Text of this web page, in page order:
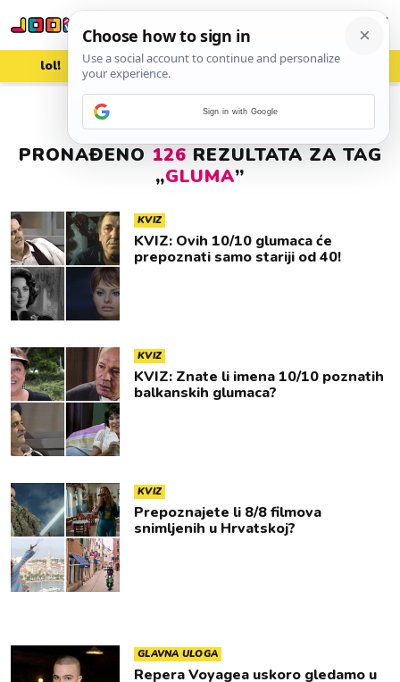
lol! aww vrh! woot?!
PRONAĐENO 126 REZULTATA ZA TAG
„GLUMA”
KVIZ
KVIZ: Ovih 10/10 glumaca će
prepoznati samo stariji od 40!
KVIZ
KVIZ: Znate li imena 10/10 poznatih
balkanskih glumaca?
KVIZ
Prepoznajete li 8/8 filmova
snimljenih u Hrvatskoj?
GLAVNA ULOGA
Repera Voyagea uskoro gledamo u
Sign in with Google